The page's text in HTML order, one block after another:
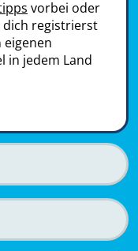
vorbei oder
dich registrierst
in jedem Land